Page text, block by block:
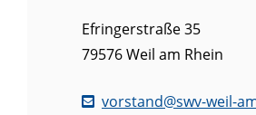
Efringerstraße 35
79576Weil am Rhein
vorstand@swv-weil-